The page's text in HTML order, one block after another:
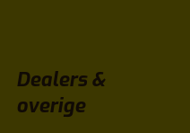
Dealers &
overige